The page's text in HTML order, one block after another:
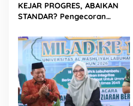
KEJAR PROGRES, ABAIKAN
STANDAR? Pengecoran
Rp87,34 Miliar Sukma Nias,
Konsultan, Pengawas dan
PPK Bungkam